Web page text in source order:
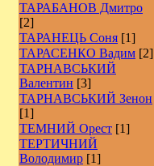
ТАРАБАНОВ Дмитро
[2]
ТАРАНЕЦЬ Соня [1]
ТАРАСЕНКО Вадим [2]
ТАРНАВСЬКИЙ
Валентин [3]
ТАРНАВСЬКИЙ Зенон
[1]
ТЕМНИЙ Орест [1]
ТЕРТИЧНИЙ
Володимир [1]